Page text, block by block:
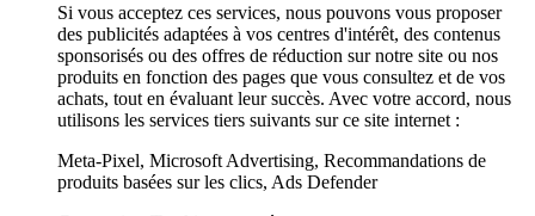
Si vous acceptez ces services, nous pouvons vous proposer
des publicités adaptées à vos centres d'intérêt, des contenus
sponsorisés ou des offres de réduction sur notre site ou nos
produits en fonction des pages que vous consultez et de vos
achats, tout en évaluant leur succès. Avec votre accord, nous
utilisons les services tiers suivants sur ce site internet :
Meta-Pixel, Microsoft Advertising, Recommandations de
produits basées sur les clics, Ads Defender